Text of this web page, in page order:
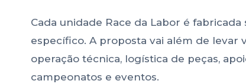
Cada unidade Race da Labor é
específico. A proposta vai além de levar
operação técnica, logística de peças,
campeonatos e eventos.